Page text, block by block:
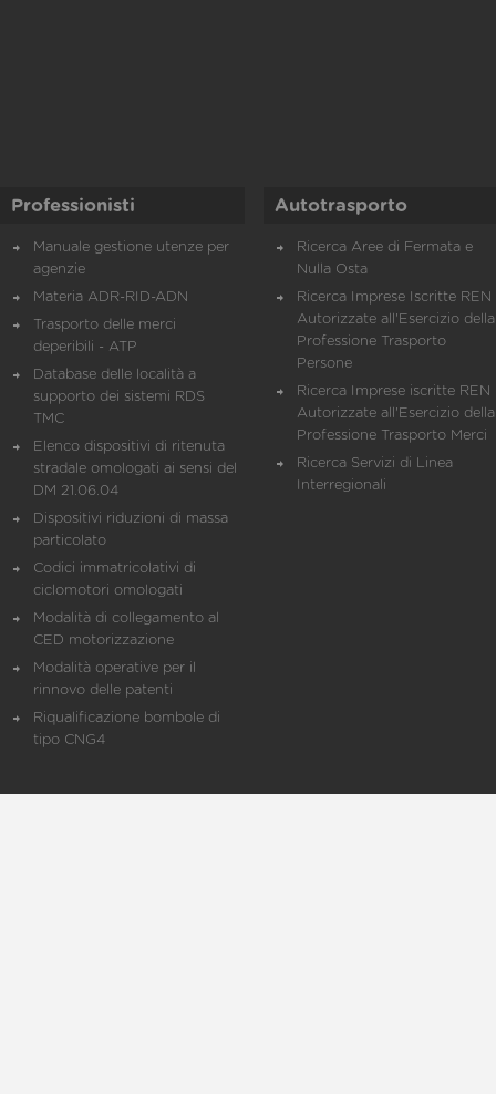
Professionisti
Manuale gestione utenze per
agenzie
Materia ADR-RID-ADN
Trasporto delle merci
deperibili - ATP
Database delle località a
supporto dei sistemi RDS
TMC
Elenco dispositivi di ritenuta
stradale omologati ai sensi del
DM 21.06.04
Dispositivi riduzioni di massa
particolato
Codici immatricolativi di
ciclomotori omologati
Modalità di collegamento al
CED motorizzazione
Modalità operative per il
rinnovo delle patenti
Riqualificazione bombole di
tipo CNG4
Autotrasporto
Ricerca Aree di Fermata e
Nulla Osta
Ricerca Imprese Iscritte REN
Autorizzate all'Esercizio della
Professione Trasporto
Persone
Ricerca Imprese iscritte REN
Autorizzate all'Esercizio della
Professione Trasporto Merci
Ricerca Servizi di Linea
Interregionali